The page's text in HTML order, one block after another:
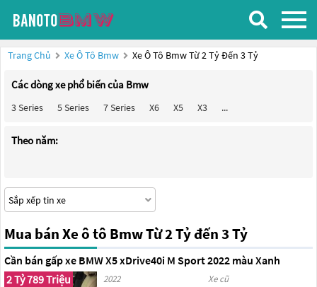
Trang Chủ Xe Ô Tô Bmw Xe Ô Tô Bmw Từ 2 Tỷ Đến 3 Tỷ
Các dòng xe phổ biến của Bmw
3 Series 5 Series 7 Series X6 X5 X3 ...
Theo năm:
Mua bán Xe ô tô Bmw Từ 2 Tỷ đến 3 Tỷ
Cần bán gấp xe BMW X5 xDrive40i M Sport 2022 màu Xanh
2 Tỷ 789 Triệu
2022
Xe cũ